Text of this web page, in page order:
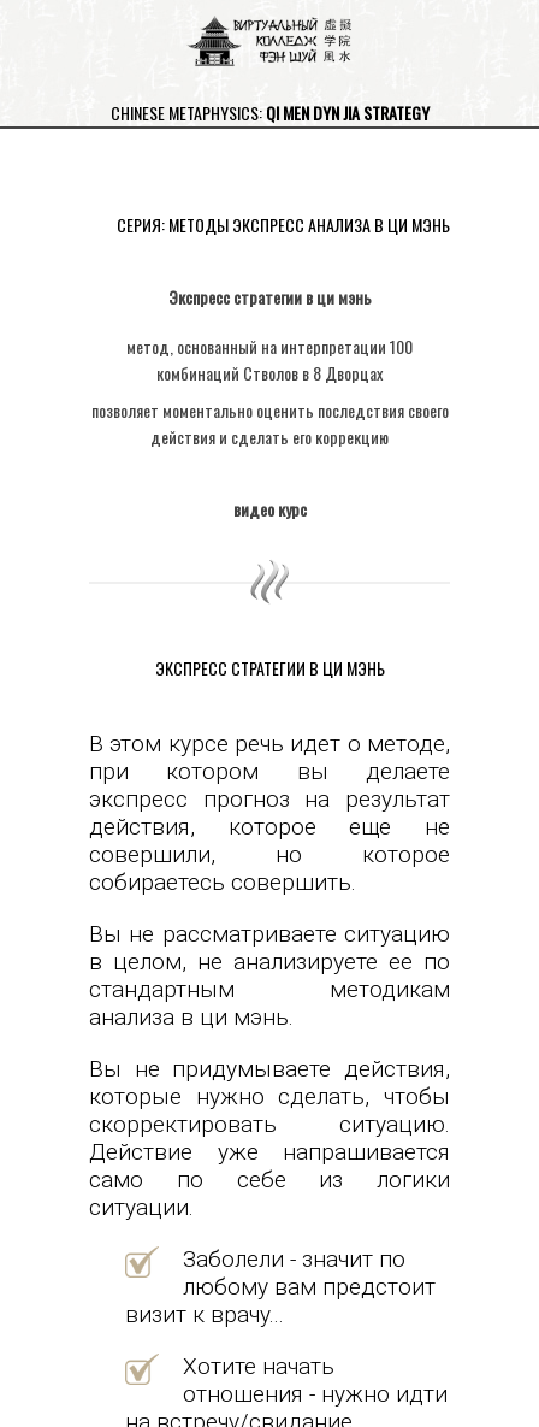
CHINESE METAPHYSICS:QI MEN DYN JIA STRATEGY
СЕРИЯ: МЕТОДЫ ЭКСПРЕСС АНАЛИЗА В ЦИ МЭНЬ
Экспресс стратегии в ци мэнь
метод, основанный на интерпретации 100
комбинаций Стволов в 8 Дворцах
позволяет моментально оценить последствия своего
действия и сделать его коррекцию
видео курс
ЭКСПРЕСС СТРАТЕГИИ В ЦИ МЭНЬ
В этом курсе речь идет о методе,
при котором вы делаете
экспресс прогноз на результат
действия, которое еще не
совершили, но которое
собираетесь совершить.
Вы не рассматриваете ситуацию
в целом, не анализируете ее по
стандартным методикам
анализа в ци мэнь.
Вы не придумываете действия,
которые нужно сделать, чтобы
скорректировать ситуацию.
Действие уже напрашивается
само по себе из логики
ситуации.
Заболели - значит по
любому вам предстоит
визит к врачу...
Хотите начать
отношения - нужно идти
на встречу/свидание...